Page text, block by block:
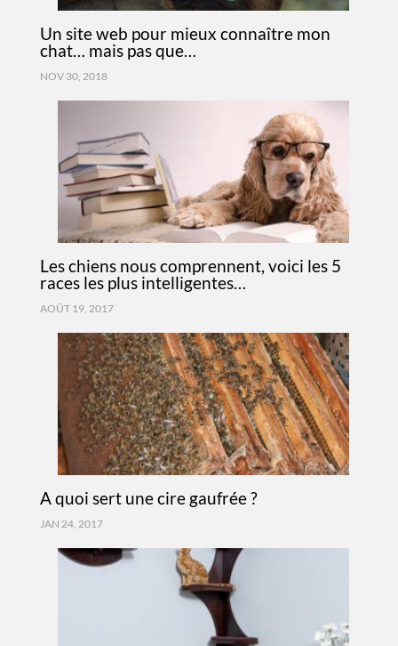
Un site web pour mieux connaître mon
chat… mais pas que…
NOV 30, 2018
Les chiens nous comprennent, voici les 5
races les plus intelligentes…
AOÛT 19, 2017
A quoi sert une cire gaufrée ?
JAN 24, 2017